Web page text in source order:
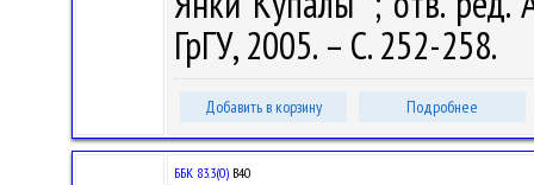
ГрГУ, 2005. – С. 252-258.
Добавить в корзину Подробнее
ББК 83.3(0) В40